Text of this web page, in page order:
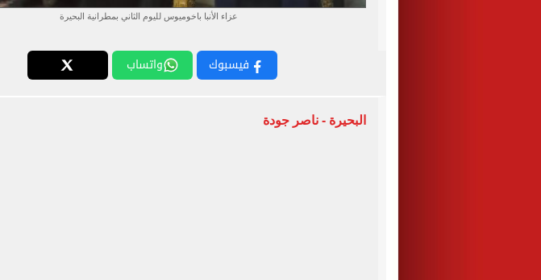
عزاء الأنبا باخوميوس لليوم الثاني بمطرانية البحيرة
فيسبوك واتساب
البحيرة - ناصر جودة